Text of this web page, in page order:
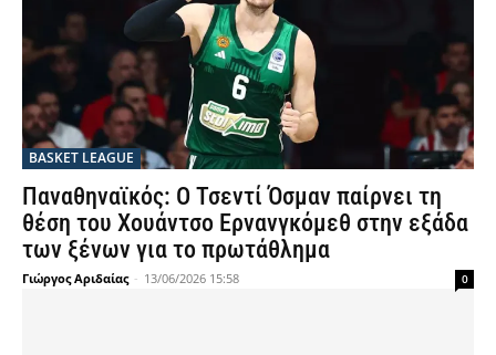
BASKET LEAGUE
Παναθηναϊκός: Ο Τσεντί Όσμαν παίρνει τη
θέση του Χουάντσο Ερνανγκόμεθ στην εξάδα
των ξένων για το πρωτάθλημα
Γιώργος Αριδαίας - 13/06/2026 15:58 0